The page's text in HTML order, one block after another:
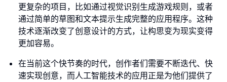
更复杂的项目，比如通过视觉识别生成游戏规则，或者
通过简单的草图和文本提示生成完整的应用程序。这种
技术逐渐改变了创意设计的方式，让构思变为现实变得
更加容易。
在当前这个快节奏的时代，创作者们需要不断迭代、快
速实现创意，而人工智能技术的应用正是为他们提供了